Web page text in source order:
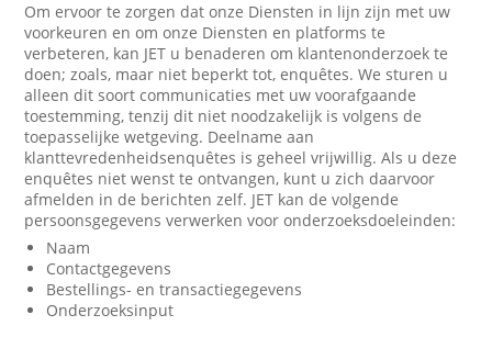
Om ervoor te zorgen dat onze Diensten in lijn zijn met uw
voorkeuren en om onze Diensten en platforms te
verbeteren, kan JET u benaderen om klantenonderzoek te
doen; zoals, maar niet beperkt tot, enquêtes. We sturen u
alleen dit soort communicaties met uw voorafgaande
toestemming, tenzij dit niet noodzakelijk is volgens de
toepasselijke wetgeving. Deelname aan
klanttevredenheidsenquêtes is geheel vrijwillig. Als u deze
enquêtes niet wenst te ontvangen, kunt u zich daarvoor
afmelden in de berichten zelf. JET kan de volgende
persoonsgegevens verwerken voor onderzoeksdoeleinden:
Naam
Contactgegevens
Bestellings- en transactiegegevens
Onderzoeksinput